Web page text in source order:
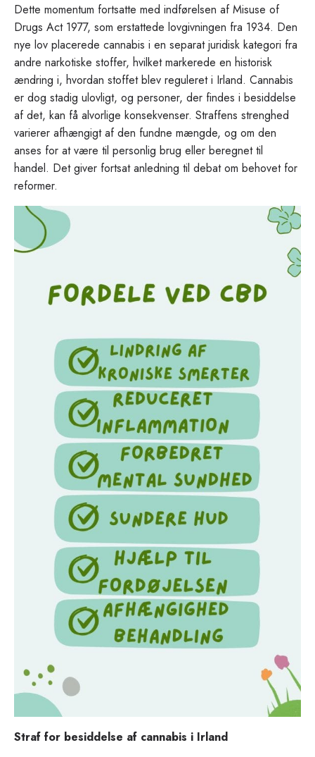
Dette momentum fortsatte med indførelsen af Misuse of
Drugs Act 1977, som erstattede lovgivningen fra 1934. Den
nye lov placerede cannabis i en separat juridisk kategori fra
andre narkotiske stoffer, hvilket markerede en historisk
ændring i, hvordan stoffet blev reguleret i Irland. Cannabis
er dog stadig ulovligt, og personer, der findes i besiddelse
af det, kan få alvorlige konsekvenser. Straffens strenghed
varierer afhængigt af den fundne mængde, og om den
anses for at være til personlig brug eller beregnet til
handel. Det giver fortsat anledning til debat om behovet for
reformer.
Straf for besiddelse af cannabis i Irland